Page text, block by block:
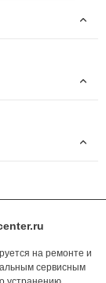
на ремонте и
сервисным